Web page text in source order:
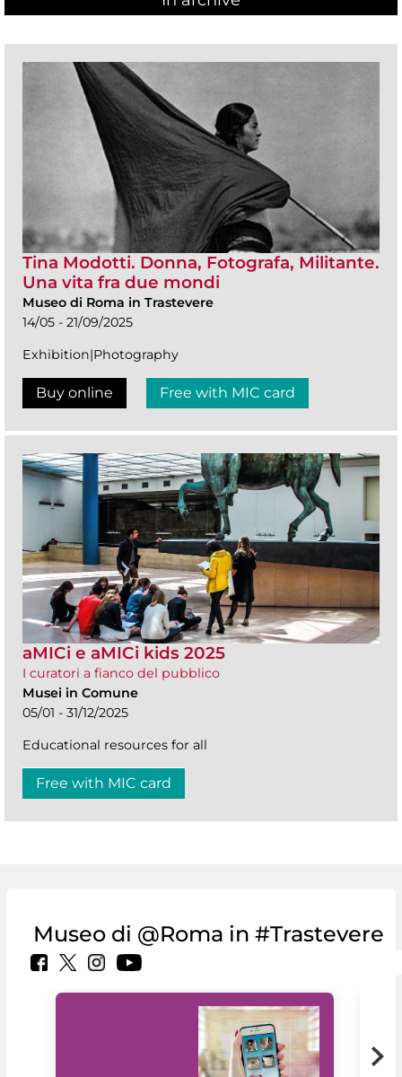
Tina Modotti. Donna, Fotografa, Militante.
Una vita fra due mondi
Museo di Roma in Trastevere
14/05 - 21/09/2025
Exhibition|Photography
Buy online Free with MIC card
aMICi e aMICi kids 2025
I curatori a fianco del pubblico
Musei in Comune
05/01 - 31/12/2025
Educational resources for all
Free with MIC card
Museo di @Roma in #Trastevere